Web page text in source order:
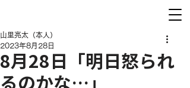
8月28日「明日怒られ
るのかな…」
山里亮太（本人）
2023年8月28日